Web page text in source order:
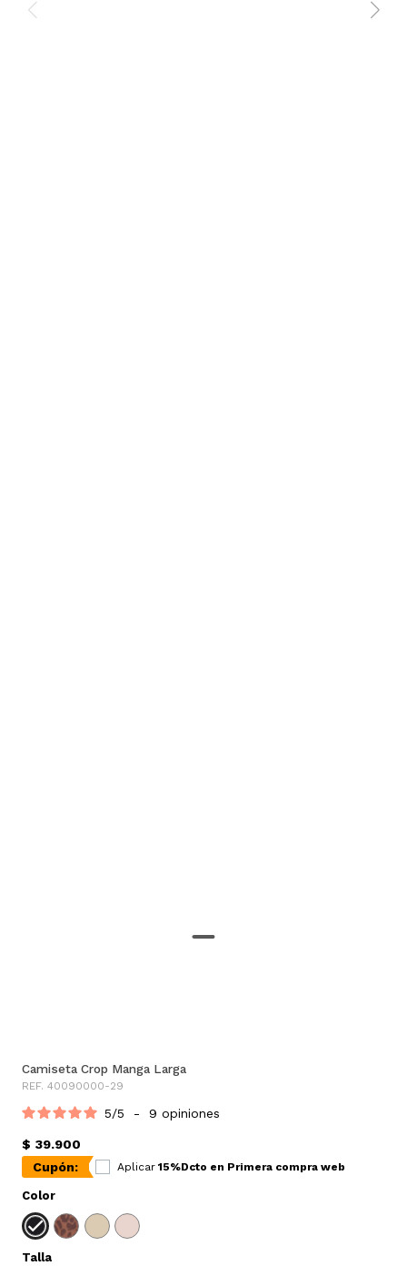
Camiseta Crop Manga Larga
REF. 40090000-29
5/5 - 9 opiniones
$ 39.900
Cupón:
Aplicar 15%Dcto en Primera compra web
Color
Talla